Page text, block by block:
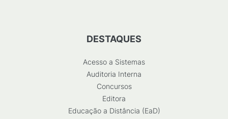
DESTAQUES
Acesso a Sistemas
Auditoria Interna
Concursos
Editora
Educação a Distância (EaD)